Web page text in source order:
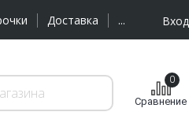
Доставка ... Вход
Сравнение
0